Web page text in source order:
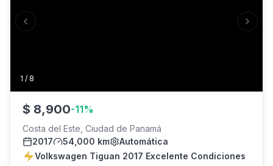
1 / 8
Previous slide Next
$ 8,900-11%
Costa del Este, Ciudad de Panamá
2017
54,000 km
Automática
Volkswagen Tiguan 2017 Excelente Condiciones